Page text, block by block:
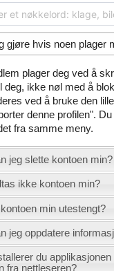
gjøre hvis noen plager
plager deg ved å
deg, ikke nøl med å
ved å bruke den
denne profilen".
fra samme meny.
jeg slette kontoen min?
ikke kontoen min?
min utestengt?
jeg oppdatere
du
fra nettleseren?